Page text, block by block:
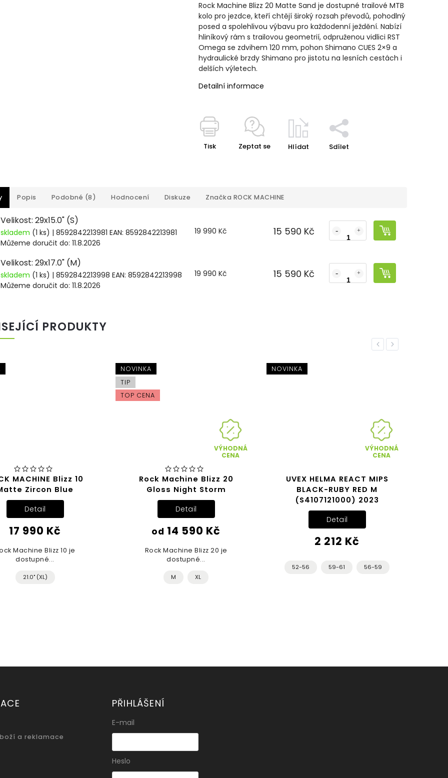
Rock Machine Blizz 20 Matte Sand je dostupné trailové MTB
kolo pro jezdce, kteří chtějí široký rozsah převodů, pohodlný
posed a spolehlivou výbavu pro každodenní ježdění. Nabízí
hliníkový rám s trailovou geometrií, odpruženou vidlici RST
Omega se zdvihem 120 mm, pohon Shimano CUES 2×9 a
hydraulické brzdy Shimano pro jistotu na lesních cestách i
delších výletech.
Detailní informace
Tisk Zeptat se Hlídat Sdílet
Popis Podobné (8) Hodnocení Diskuze Značka ROCK MACHINE
Velikost: 29x15.0" (S)
skladem (1 ks) | 8592842213981 EAN: 8592842213981
Můžeme doručit do: 11.8.2026
19 990 Kč 15 590 Kč
Velikost: 29x17.0" (M)
skladem (1 ks) | 8592842213998 EAN: 8592842213998
Můžeme doručit do: 11.8.2026
19 990 Kč 15 590 Kč
PRODUKTY
Previous
MACHINE Blizz 10
Zircon Blue
17 990 Kč
Detail
Machine Blizz 10 je
dostupné...
21.0" (XL)
NOVINKA
TIP
TOP CENA
VÝHODNÁ
CENA
Rock Machine Blizz 20
Gloss Night Storm
od 14 590 Kč
Detail
Rock Machine Blizz 20 je
dostupné...
M XL
NOVINKA
VÝHODNÁ
CENA
UVEX HELMA REACT MIPS
BLACK-RUBY RED M
(S4107121000) 2023
2 212 Kč
Detail
52-56 59-61 56-59
Next
a reklamace
PŘIHLÁŠENÍ
E-mail
Heslo